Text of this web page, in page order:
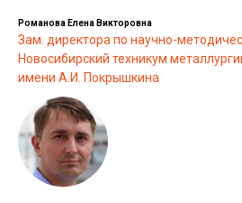
Романова Елена Викторовна
Зам. директора по научно-
Новосибирский техникум
имени А.И. Покрышкина